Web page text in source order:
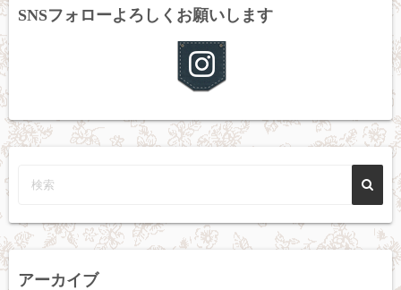
SNSフォローよろしくお願いします
アーカイブ